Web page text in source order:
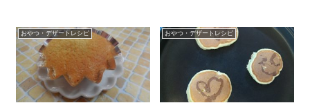
た簡単黒糖きなこパンのレシピ
をご紹介しまーす(^^)/ ホームベ
ーカリーに国産強力粉 250g...
ースターで2...
おやつ・デザートレシピ おやつ・デザートレシピ